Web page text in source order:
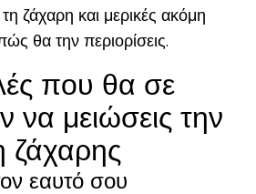
ζάχαρη και μερικές ακόμη
θα την περιορίσεις.
που θα σε
να μειώσεις την
εαυτό σου